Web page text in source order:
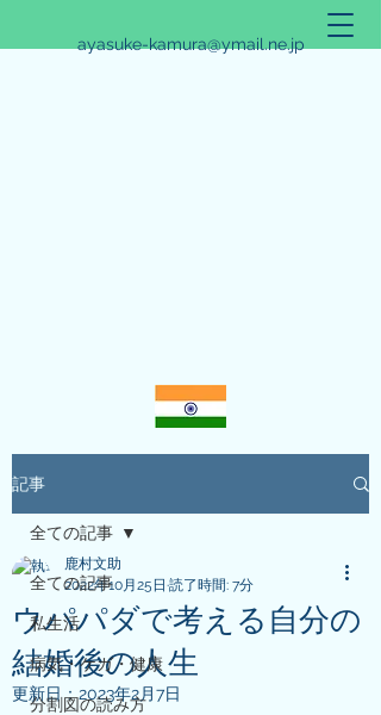
ayasuke-kamura@ymail.ne.jp
アリシュタ・バンガ~JYOTISHのススメ~
記事
全ての記事
私生活
病気・ケガ・健康
分割図の読み方
全ての記事
ウパパダで考える自分の
結婚後の人生
鹿村文助
2022年10月25日 読了時間: 7分
更新日：2023年2月7日